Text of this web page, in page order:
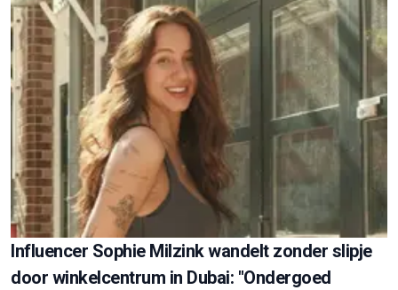
Influencer Sophie Milzink wandelt zonder slipje
door winkelcentrum in Dubai: "Ondergoed